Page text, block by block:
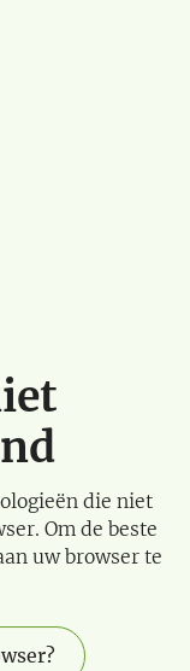
die niet
Om de beste
uw browser te